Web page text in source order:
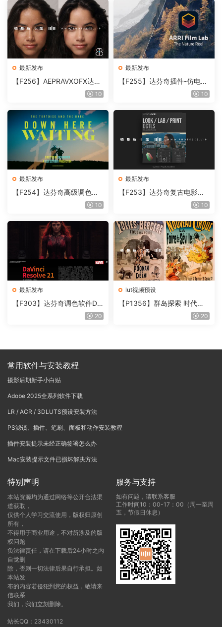
最新发布
【F256】AEPRAVXOFX达芬
奇视频人像磨皮润肤美颜插件
10
最新发布
【F255】达芬奇插件-仿电影
胶片视频调色插件 ARRI Film
10
最新发布
【F254】达芬奇高级调色插
件 Contour V2.2.2 WinMac10
最新发布
【F253】达芬奇复古电影胶
片质感DCTL节点调色预设 M
T V4.0
10
最新发布
【F303】达芬奇调色软件Da
Vinci Resolve Studio21.0.320
lut视频预设
【P1356】群岛探索 时代马
戏团 – QUEST 60 调色预设A
20
常用软件与安装教程
摄影后期新手小白贴
Adobe 2025全系列软件下载
LR / ACR / 3DLUTS预设安装方法
PS滤镜、插件、笔刷、面板和动作安装教程
插件安装提示未经正确签署怎么办
Mac安装提示文件已损坏解决方法
特别声明
本站资源均为通过网络等公开合法渠
道获取，
仅供个人学习交流使用，版权归原创
所有，
不得用于商业用途，不对所涉及的版
权问题
负法律责任，请在下载后24小时之内
自觉删
除，否则一切法律后果自行承担。如
本站发
布的内容若侵犯到您的权益，敬请来
信联系
我们，我们立刻删除。
站长QQ：23430112
服务与支持
如有问题，请联系客服
工作时间10：00-17：00（周一至周
五，节假日休息）